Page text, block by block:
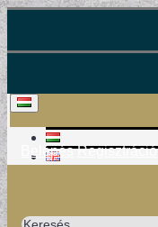
Belépés Regisztráció